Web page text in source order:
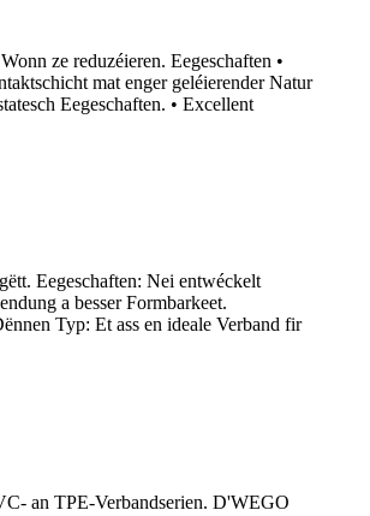
ze reduzéieren. Eegeschaften •
mat enger geléierender Natur
Eegeschaften. • Excellent
Eegeschaften: Nei entwéckelt
a besser Formbarkeet.
Typ: Et ass en ideale Verband fir
an TPE-Verbandserien. D'WEGO